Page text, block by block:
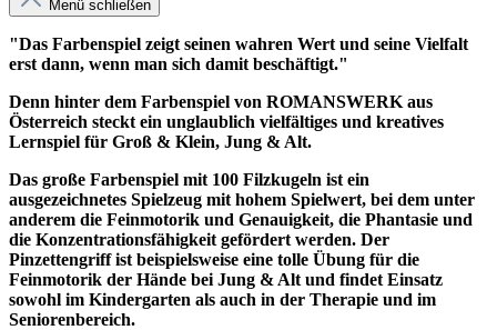
Menü schließen
"Das Farbenspiel zeigt seinen wahren Wert und seine Vielfalt
erst dann, wenn man sich damit beschäftigt."
Denn hinter dem Farbenspiel von ROMANSWERK aus
Österreich steckt ein unglaublich vielfältiges und kreatives
Lernspiel für Groß & Klein, Jung & Alt.
Das große Farbenspiel mit 100 Filzkugeln ist ein
ausgezeichnetes Spielzeug mit hohem Spielwert, bei dem unter
anderem die Feinmotorik und Genauigkeit, die Phantasie und
die Konzentrationsfähigkeit gefördert werden. Der
Pinzettengriff ist beispielsweise eine tolle Übung für die
Feinmotorik der Hände bei Jung & Alt und findet Einsatz
sowohl im Kindergarten als auch in der Therapie und im
Seniorenbereich.